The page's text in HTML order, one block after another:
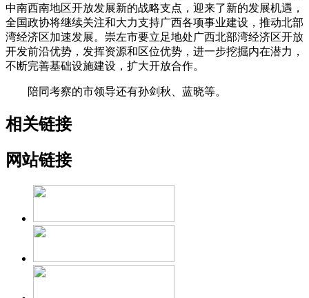
中南西南地区开放发展新的战略支点，迎来了新的发展机遇，
全国政协将继续关注和大力支持广西各项事业建设，推动北部
湾经济区加速发展。崇左市要立足地处广西北部湾经济区开放
开发前沿优势，发挥资源和区位优势，进一步挖掘内在潜力，
不断完善基础设施建设，扩大开放合作。
陪同考察的市领导还有孙剑秋、蓝晓等。
相关链接
网站链接